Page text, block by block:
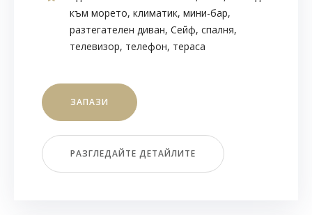
към морето, климатик, мини-бар,
разтегателен диван, Сейф, спалня,
телевизор, телефон, тераса
ЗАПАЗИ
РАЗГЛЕДАЙТЕ ДЕТАЙЛИТЕ